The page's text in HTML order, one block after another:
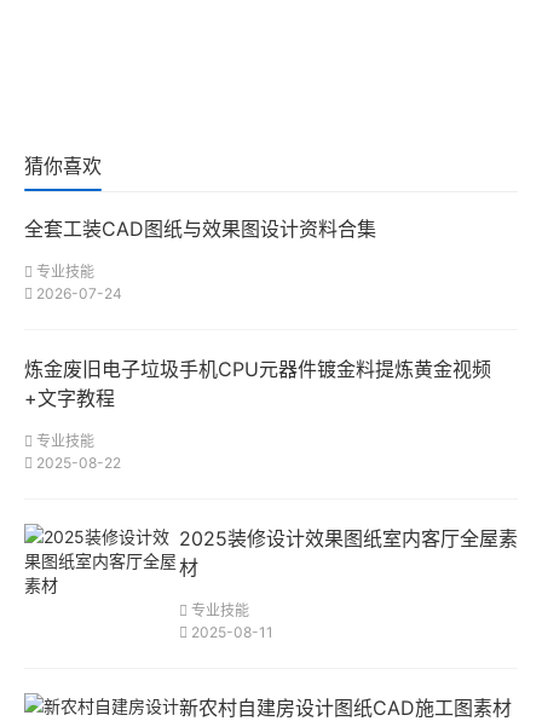
猜你喜欢
全套工装CAD图纸与效果图设计资料合集
专业技能
2026-07-24
炼金废旧电子垃圾手机CPU元器件镀金料提炼黄金视频
+文字教程
专业技能
2025-08-22
2025装修设计效果图纸室内客厅全屋素
材
专业技能
2025-08-11
新农村自建房设计图纸CAD施工图素材